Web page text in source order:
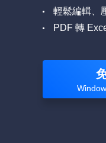
輕鬆編輯、
PDF 轉